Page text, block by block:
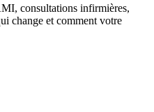
consultations infirmières,
change et comment votre